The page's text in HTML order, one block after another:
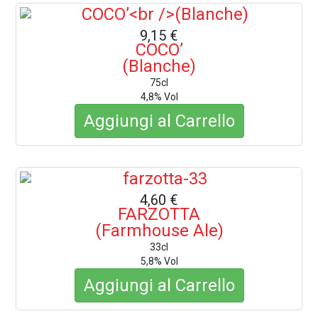
9,15 €
COCO’
(Blanche)
75cl
4,8% Vol
Aggiungi al Carrello
4,60 €
FARZOTTA
(Farmhouse Ale)
33cl
5,8% Vol
Aggiungi al Carrello